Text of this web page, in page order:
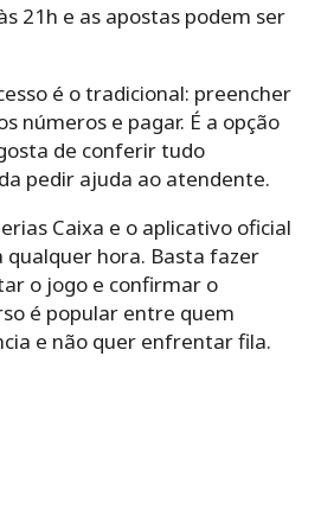
21h e as apostas podem ser
é o tradicional: preencher
números e pagar. É a opção
de conferir tudo
pedir ajuda ao atendente.
Caixa e o aplicativo oficial
hora. Basta fazer
o jogo e confirmar o
é popular entre quem
e não quer enfrentar fila.